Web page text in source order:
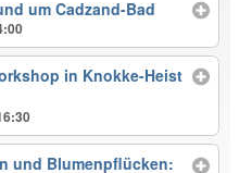
um Cadzand-Bad
in Knokke-Heist
und Blumenpflücken: